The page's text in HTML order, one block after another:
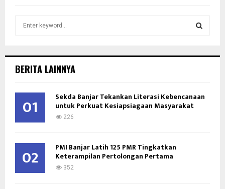
h
o
BERITA LAINNYA
01 Sekda Banjar Tekankan Literasi Kebencanaan
untuk Perkuat Kesiapsiagaan Masyarakat
226
02 PMI Banjar Latih 125 PMR Tingkatkan
Keterampilan Pertolongan Pertama
352